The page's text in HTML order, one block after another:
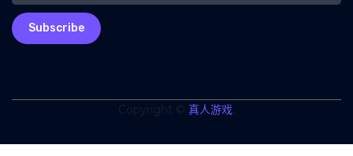
Subscribe
Copyright © 真人游戏